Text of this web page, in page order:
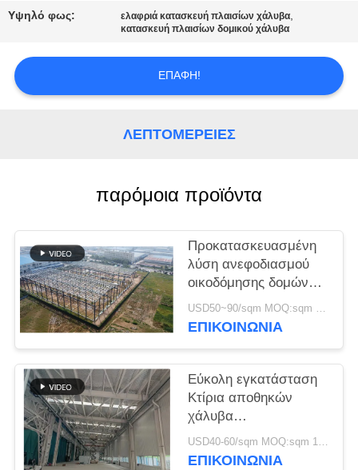
ΕΠΙΚΟΙΝΩΝΉΣΤΕ
ΜΑΖΊ
ΜΑΣ
ΥΠΟΘΈΣΕΙΣ
SITEMAP
ΠΟΛΙΤΙΚΉ
ΑΠΟΡΡΉΤΟΥ
Υψηλό φως: ελαφριά κατασκευή πλαισίων χάλυβα,
κατασκευή πλαισίων δομικού χάλυβα
ΕΠΑΦΉ!
ΛΕΠΤΟΜΈΡΕΙΕΣ
παρόμοια προϊόντα
Προκατασκευασμένη
λύση ανεφοδιασμού
οικοδόμησης δομών
χάλυβα για τη
βιομηχανία
USD50~90/sqm MOQ:sqm 1000
ΕΠΙΚΟΙΝΩΝΙΑ
Εύκολη εγκατάσταση
Κτίρια αποθηκών
χάλυβα
Περιβαλλοντικά
φιλικές λύσεις
USD40-60/sqm MOQ:sqm 1000
ΕΠΙΚΟΙΝΩΝΙΑ